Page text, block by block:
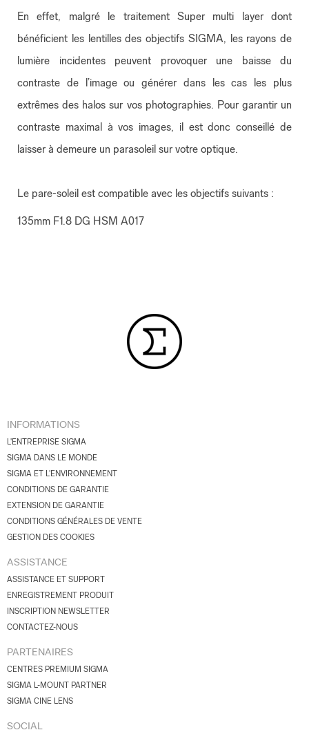
En effet, malgré le traitement Super multi layer dont
bénéficient les lentilles des objectifs SIGMA, les rayons de
lumière incidentes peuvent provoquer une baisse du
contraste de l’image ou générer dans les cas les plus
extrêmes des halos sur vos photographies. Pour garantir un
contraste maximal à vos images, il est donc conseillé de
laisser à demeure un parasoleil sur votre optique.
Le pare-soleil est compatible avec les objectifs suivants :
135mm F1.8 DG HSM A017
INFORMATIONS
L'ENTREPRISE SIGMA
SIGMA DANS LE MONDE
SIGMA ET L'ENVIRONNEMENT
CONDITIONS DE GARANTIE
EXTENSION DE GARANTIE
CONDITIONS GÉNÉRALES DE VENTE
GESTION DES COOKIES
ASSISTANCE
ASSISTANCE ET SUPPORT
ENREGISTREMENT PRODUIT
INSCRIPTION NEWSLETTER
CONTACTEZ-NOUS
PARTENAIRES
CENTRES PREMIUM SIGMA
SIGMA L-MOUNT PARTNER
SIGMA CINE LENS
SOCIAL